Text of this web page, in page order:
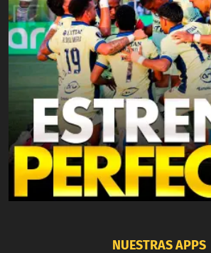
NUESTRAS APPS